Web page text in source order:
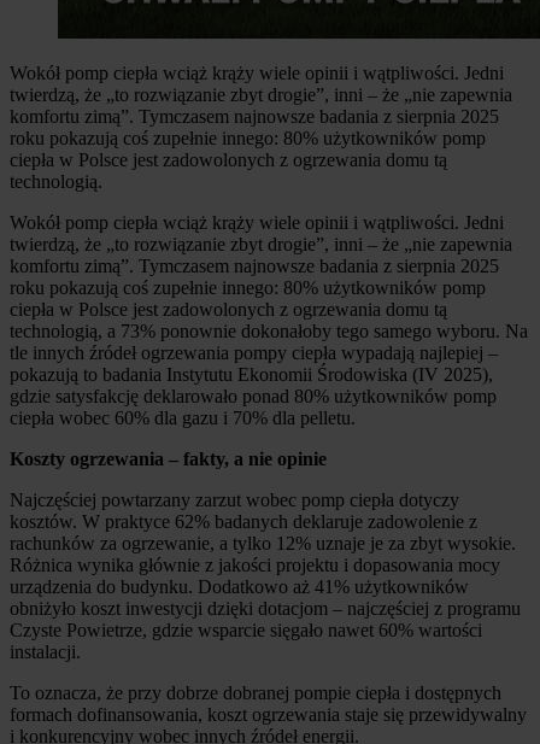
Wokół pomp ciepła wciąż krąży wiele opinii i wątpliwości. Jedni
twierdzą, że „to rozwiązanie zbyt drogie”, inni – że „nie zapewnia
komfortu zimą”. Tymczasem najnowsze badania z sierpnia 2025
roku pokazują coś zupełnie innego: 80% użytkowników pomp
ciepła w Polsce jest zadowolonych z ogrzewania domu tą
technologią.
Wokół pomp ciepła wciąż krąży wiele opinii i wątpliwości. Jedni
twierdzą, że „to rozwiązanie zbyt drogie”, inni – że „nie zapewnia
komfortu zimą”. Tymczasem najnowsze badania z sierpnia 2025
roku pokazują coś zupełnie innego: 80% użytkowników pomp
ciepła w Polsce jest zadowolonych z ogrzewania domu tą
technologią, a 73% ponownie dokonałoby tego samego wyboru. Na
tle innych źródeł ogrzewania pompy ciepła wypadają najlepiej –
pokazują to badania Instytutu Ekonomii Środowiska (IV 2025),
gdzie satysfakcję deklarowało ponad 80% użytkowników pomp
ciepła wobec 60% dla gazu i 70% dla pelletu.
Koszty ogrzewania – fakty, a nie opinie
Najczęściej powtarzany zarzut wobec pomp ciepła dotyczy
kosztów. W praktyce 62% badanych deklaruje zadowolenie z
rachunków za ogrzewanie, a tylko 12% uznaje je za zbyt wysokie.
Różnica wynika głównie z jakości projektu i dopasowania mocy
urządzenia do budynku. Dodatkowo aż 41% użytkowników
obniżyło koszt inwestycji dzięki dotacjom – najczęściej z programu
Czyste Powietrze, gdzie wsparcie sięgało nawet 60% wartości
instalacji.
To oznacza, że przy dobrze dobranej pompie ciepła i dostępnych
formach dofinansowania, koszt ogrzewania staje się przewidywalny
i konkurencyjny wobec innych źródeł energii.